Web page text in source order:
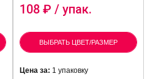
108 ₽ / упак.
ВЫБРАТЬ ЦВЕТ/РАЗМЕР
Цена за: 1 упаковку